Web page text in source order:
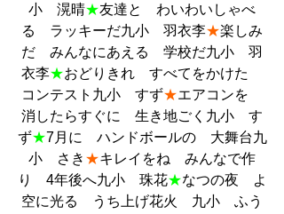
小　滉晴★友達と　わいわいしゃべ
る　ラッキーだ九小　羽衣李★楽しみ
だ　みんなにあえる　学校だ九小　羽
衣李★おどりきれ　すべてをかけた
コンテスト九小　すず★エアコンを
消したらすぐに　生き地ごく九小　す
ず★7月に　ハンドボールの　大舞台九
小　さき ★キレイをね　みんなで作
り　4年後へ九小　珠花★なつの夜　よ
空に光る　うち上げ花火　九小　ふう